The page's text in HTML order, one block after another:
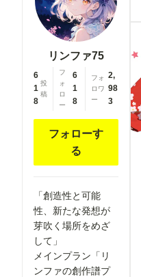
リンファ75
6
1
8
投
稿
フ
ォ
ロ
ー
6
1
8
フォ
ロワ
ー
2,
98
3
フォローす
る
「創造性と可能
性、新たな発想が
芽吹く場所をめざ
して」
メインプラン「リ
ンファの創作譜プ